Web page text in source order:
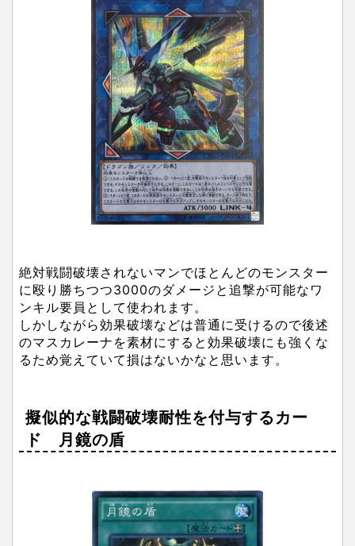
絶対戦闘破壊されないマンでほとんどのモンスター
に殴り勝ちつつ3000のダメージと追撃が可能なワ
ンキル要員として使われます。
しかしながら効果破壊などは普通に受けるので後述
のマスカレーナを素材にすると効果破壊にも強くな
るため覚えていて損はないかなと思います。
擬似的な戦闘破壊耐性を付与するカー
ド 月鏡の盾